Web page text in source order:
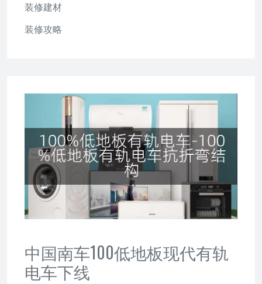
中国南车100低地板现代有轨
电车下线
装修建材
装修攻略